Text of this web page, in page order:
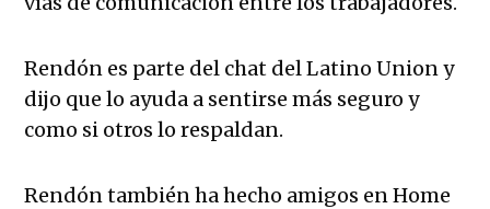
Rendón es parte del chat del Latino Union y
dijo que lo ayuda a sentirse más seguro y
como si otros lo respaldan.
Rendón también ha hecho amigos en Home